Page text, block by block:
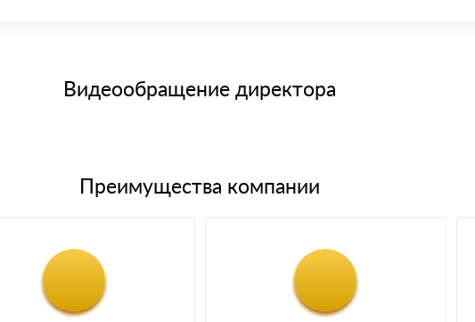
банковским картам
Видеообращение директора
Преимущества компании